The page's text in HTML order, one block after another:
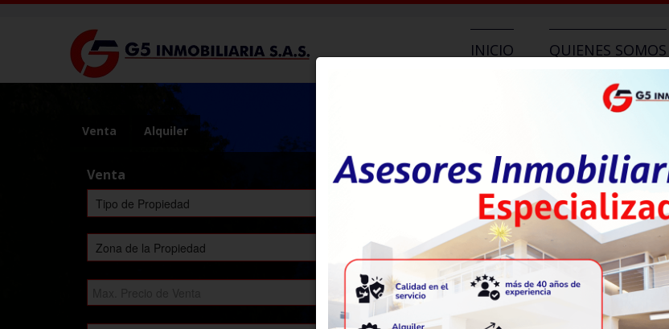
INICIO QUIENES SOMOS
Venta Alquiler
Venta